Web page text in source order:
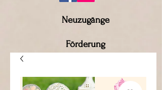
Neuzugänge
Förderung